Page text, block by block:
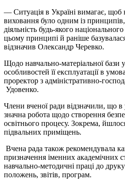
— Ситуація в Україні вимагає, щоб
виховання було одним із
діяльність будь-якого
цьому принципі й раніше
відзначив Олександр Черевко.
Щодо навчально-матеріальної бази
особливостей її експлуатації в
проректор з адміністративно-
Удовенко.
Члени вченої ради відзначили, що в
значна робота щодо створення
освітнього процесу. Зокрема,
підвальних приміщень.
Вчена рада також рекомендувала
призначення іменних академічних
навчально-методичні праці до
положень, звітів, програм.